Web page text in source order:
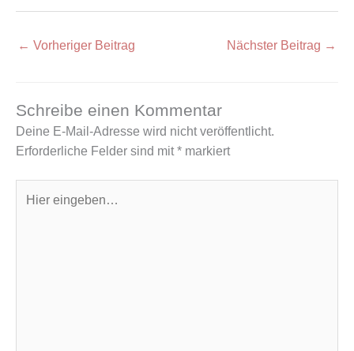
← Vorheriger Beitrag Nächster Beitrag →
Schreibe einen Kommentar
Deine E-Mail-Adresse wird nicht veröffentlicht.
Erforderliche Felder sind mit* markiert
eingeben…